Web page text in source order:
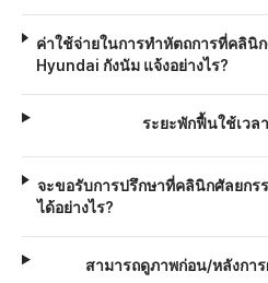
ค่าใช้จ่ายในการทำหัตถการที่คลินิ
Hyundai กังนัม แจ้งอย่างไร?
ระยะพักฟื้นใช้เวล
จะขอรับการปรึกษาที่คลินิกศัลยกร
ได้อย่างไร?
สามารถดูภาพก่อน/หลังกา